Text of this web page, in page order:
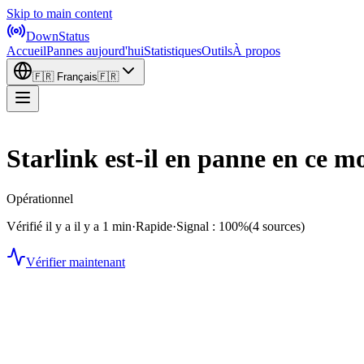
Skip to main content
DownStatus
AccueilPannes aujourd'huiStatistiquesOutilsÀ propos
🇫🇷 Français🇫🇷
Starlink est-il en panne en ce
Opérationnel
Vérifié il y a il y a 1 min·Rapide·Signal : 100%(4 sources)
Vérifier maintenant